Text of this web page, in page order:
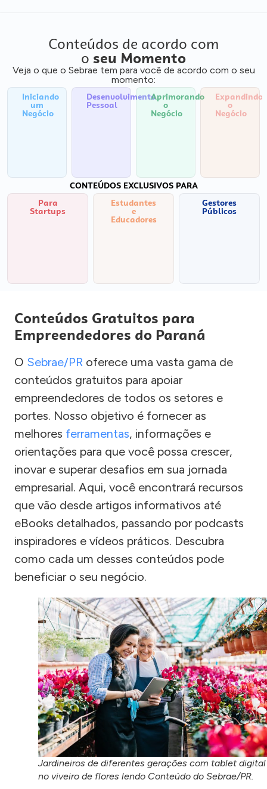
Conteúdos de acordo com
o seu Momento
Veja o que o Sebrae tem para você de acordo com o seu
momento:
Iniciando
um
Negócio
Desenvolvimento
Pessoal
Aprimorando
o
Negócio
Expandindo
o
Negócio
CONTEÚDOS EXCLUSIVOS PARA
Para
Startups
Estudantes
e
Educadores
Gestores
Públicos
Conteúdos Gratuitos para
Empreendedores do Paraná
O Sebrae/PR oferece uma vasta gama de
conteúdos gratuitos para apoiar
empreendedores de todos os setores e
portes. Nosso objetivo é fornecer as
melhores ferramentas, informações e
orientações para que você possa crescer,
inovar e superar desafios em sua jornada
empresarial. Aqui, você encontrará recursos
que vão desde artigos informativos até
eBooks detalhados, passando por podcasts
inspiradores e vídeos práticos. Descubra
como cada um desses conteúdos pode
beneficiar o seu negócio.
Jardineiros de diferentes gerações com tablet digital
no viveiro de flores lendo Conteúdo do Sebrae/PR.